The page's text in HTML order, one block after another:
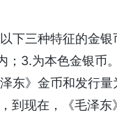
三种特征的金银
；3.为本色金银币
东》金币和发行
到现在，《毛泽